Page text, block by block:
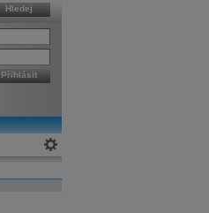
Hledej
Přihlásit